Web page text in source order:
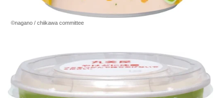
©nagano / chiikawa committee